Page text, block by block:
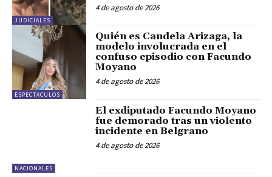
JUDICIALES
4 de agosto de 2026
ESPECTACULOS
Quién es Candela Arizaga, la
modelo involucrada en el
confuso episodio con Facundo
Moyano
4 de agosto de 2026
NACIONALES
El exdiputado Facundo Moyano
fue demorado tras un violento
incidente en Belgrano
4 de agosto de 2026